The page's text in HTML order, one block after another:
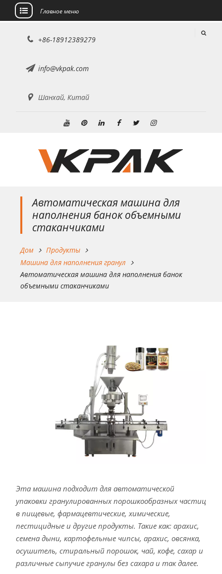
Главное меню
+86-18912389279
info@vkpak.com
Шанхай, Китай
Автоматическая машина для
наполнения банок объемными
стаканчиками
Дом
Продукты
Машина для наполнения гранул
Автоматическая машина для наполнения банок
объемными стаканчиками
Эта машина подходит для автоматической
упаковки гранулированных порошкообразных частиц
в пищевые, фармацевтические, химические,
пестицидные и другие продукты. Такие как: арахис,
семена дыни, картофельные чипсы, арахис, овсянка,
осушитель, стиральный порошок, чай, кофе, сахар и
различные сыпучие гранулы без сахара и так далее.